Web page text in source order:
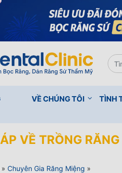
VỀ CHÚNG TÔI TÌNH
VỀ TRỒNG RĂNG
» Chuyên Gia Răng Miệng »